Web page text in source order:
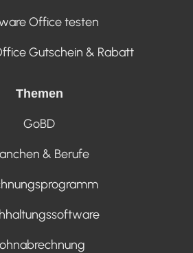
Office testen
Gutschein & Rabatt
Themen
GoBD
& Berufe